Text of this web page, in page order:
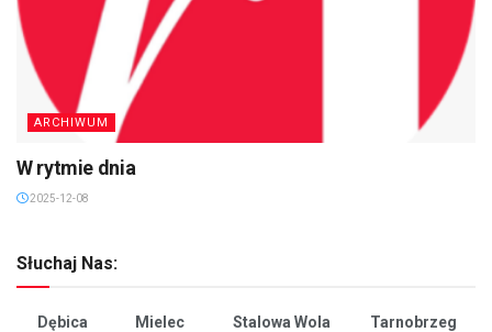
ARCHIWUM
W rytmie dnia
2025-12-08
Słuchaj Nas:
Dębica Mielec Stalowa Wola
Tarnobrzeg